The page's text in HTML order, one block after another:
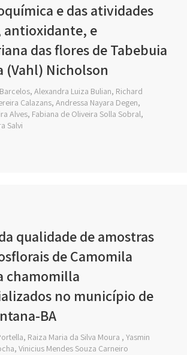
e das atividades
e
das flores de Tabebuia
Nicholson
Alexandra Luiza Bulian, Richard
Calazans, Andressa Nayara Degen,
Alves, Fabiana de Oliveira Solla Sobral,
Salvi
qualidade de amostras
de Camomila
chamomilla
no município de
BA
Raiza Maria da Silva Moura , Yasmin
Vinicius Mendes Souza Carneiro